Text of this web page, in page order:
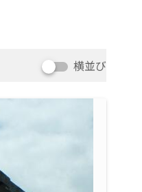
横並び